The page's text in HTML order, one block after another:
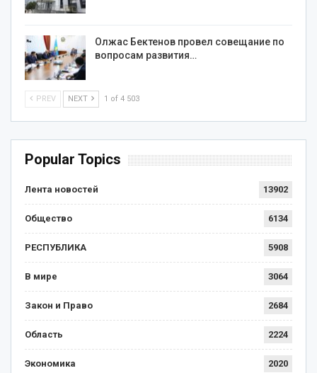
Олжас Бектенов провел совещание по
вопросам развития…
PREV NEXT 1 of 4 503
Popular Topics
Лента новостей 13902
Общество 6134
РЕСПУБЛИКА 5908
В мире 3064
Закон и Право 2684
Область 2224
Экономика 2020